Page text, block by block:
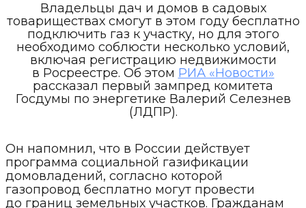
Владельцы дач и домов в садовых
товариществах смогут в этом году бесплатно
подключить газ к участку, но для этого
необходимо соблюсти несколько условий,
включая регистрацию недвижимости
в Росреестре. Об этом РИА «Новости»
рассказал первый зампред комитета
Госдумы по энергетике Валерий Селезнев
(ЛДПР).
Он напомнил, что в России действует
программа социальной газификации
домовладений, согласно которой
газопровод бесплатно могут провести
до границ земельных участков. Гражданам